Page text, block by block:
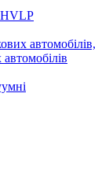
HVLP
автомобілів,